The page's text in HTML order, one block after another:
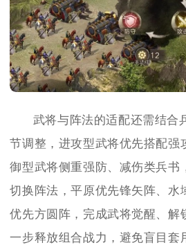
武将与阵法的适配还需结合
节调整，进攻型武将优先搭配强
御型武将侧重强防、减伤类兵书
切换阵法，平原优先锋矢阵、水
优先方圆阵，完成武将觉醒、解
一步释放组合战力，避免盲目套